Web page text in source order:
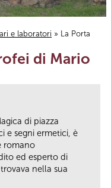
e laboratori » La Porta
di Mario
di piazza
e segni ermetici, è
romano
ed esperto di
nella sua